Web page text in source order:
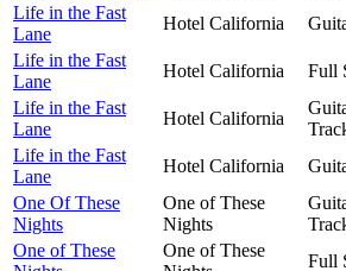
Life in the Fast
Lane
Hotel California
Life in the Fast
Lane
Hotel California
Full
Life in the Fast
Lane
Hotel California
Life in the Fast
Lane
Hotel California
One Of These
Nights
One of These
Nights
One of These
One of These
Full